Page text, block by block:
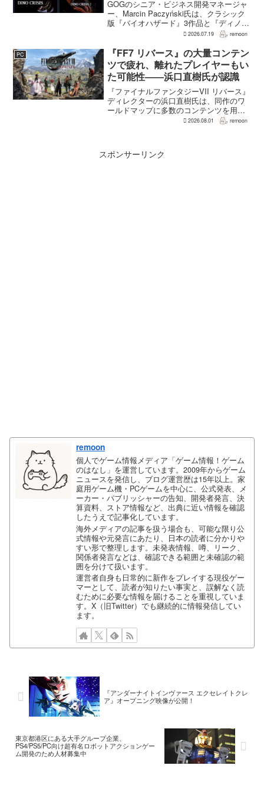
GOGのシニア・ビジネス開発マネージャ
ー、Marcin Paczyński氏は、クラシック
版『バイオハザード』3作品と『ディノク
ライシス』2作品の復刻が、近年のGOG
上に認知度向上へ貢献したと語った。現
在...
2026.07.19 remoon
PC
『FF7 リバース』の大量コンテン
ツで疲れ、離れたプレイヤーもい
た可能性――浜口直樹氏が認識
『ファイナルファンタジーVII リバース』
ディレクターの浜口直樹氏は、同作のワ
ールドマップに多数のコンテンツを用意
したことで、一部のプレイヤーが疲れを
2026.08.01 remoon
スポンサーリンク
remoon
個人でゲーム情報メディア「ゲーム情報！ゲーム
のはなし」を運営しています。2009年からゲーム
ニュースを発信し、ブログ運営歴は15年以上。家
庭用ゲーム機・PCゲームを中心に、公式発表、メ
ーカー・パブリッシャーの告知、開発者発言、決
算資料、ストア情報など、出典に近い情報を確認
したうえで記事化しています。
海外メディアの記事を扱う場合も、可能な限り公
式情報や元発言にあたり、日本の読者に分かりや
すい形で整理します。未発表情報、噂、リーク、
関係者発言などは、確認できる範囲と未確認の範
囲を分けて扱います。
運営者自身も日常的に新作をプレイする現役ゲー
マーとして、読者が知りたい事実と、誤解なく読
むために必要な情報を届けることを重視していま
す。X（旧Twitter）でも継続的に情報発信してい
ます。
『アンダーナイトインヴァース エクセレイトクレ
ア』オープニング映像が公開！
東京都港区にある大手グループ企業、
PS4/PS5/PC向け超有名ロボットアクションゲー
ム開発のため人材募集中